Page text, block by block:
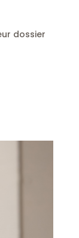
dossier